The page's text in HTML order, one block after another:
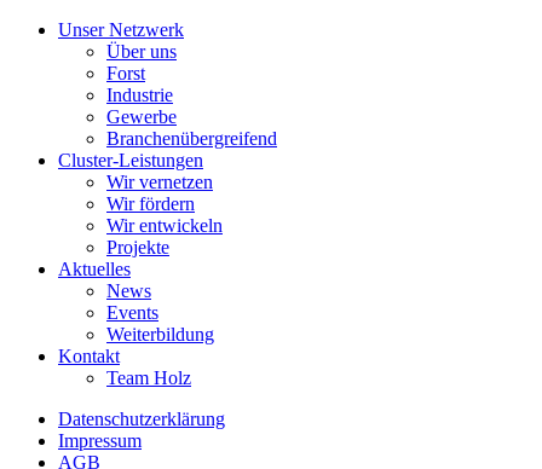
Unser Netzwerk
Über uns
Forst
Industrie
Gewerbe
Branchenübergreifend
Cluster-Leistungen
Wir vernetzen
Wir fördern
Wir entwickeln
Projekte
Aktuelles
News
Events
Weiterbildung
Kontakt
Team Holz
Datenschutzerklärung
Impressum
AGB